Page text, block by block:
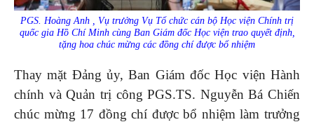
PGS. Hoàng Anh , Vụ trưởng Vụ Tổ chức cán bộ Học viện Chính trị
quốc gia Hồ Chí Minh cùng Ban Giám đốc Học viện trao quyết định,
tặng hoa chúc mừng các đồng chí được bổ nhiệm
Thay mặt Đảng ủy, Ban Giám đốc Học viện Hành
chính và Quản trị công PGS.TS. Nguyễn Bá Chiến
chúc mừng 17 đồng chí được bổ nhiệm làm trưởng